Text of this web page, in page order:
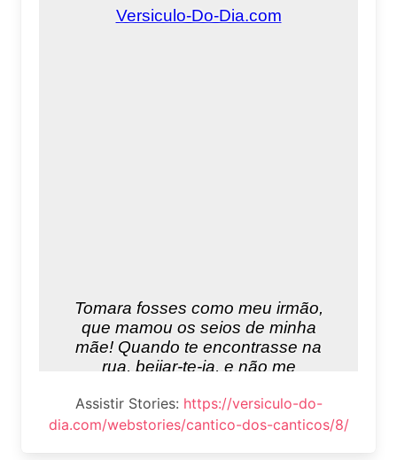
Assistir Stories: https://versiculo-do-
dia.com/webstories/cantico-dos-canticos/8/